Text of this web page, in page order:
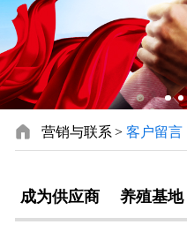
 营销与联系 客户留言
成为供应商 养殖基地